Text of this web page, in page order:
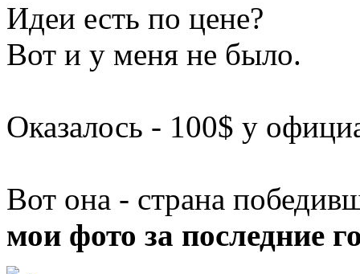
Идеи есть по цене?
Вот и у меня не было.
Оказалось - 100$ у
Вот она - страна
мои фото за последние